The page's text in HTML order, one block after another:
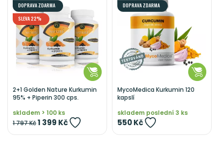
DOPRAVA ZDARMA
SLEVA 22%
2+1 Golden Nature Kurkumin
95% + Piperin 300 cps.
skladem > 100 ks
1 797 Kč1 399 Kč
DOPRAVA ZDARMA
MycoMedica Kurkumin 120
kapslí
skladem poslední 3 ks
550 Kč